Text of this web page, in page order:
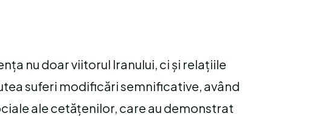
nu doar viitorul Iranului, ci și relațiile
suferi modificări semnificative, având
ale cetățenilor, care au demonstrat